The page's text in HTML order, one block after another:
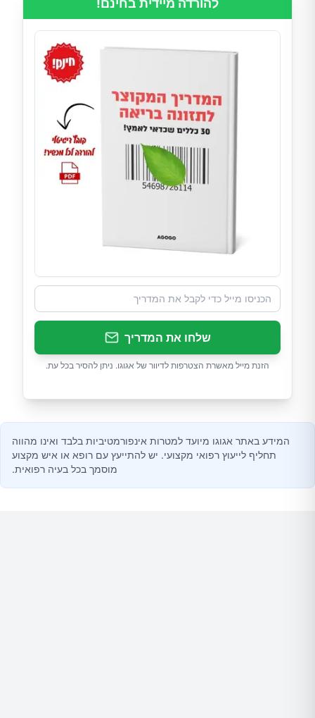
להורדה מיידית בחינם!
שלחו את המדריך
הזנת מייל מאשרת הצטרפות לדיוור של אגוגו. ניתן להסיר בכל עת.
המידע באתר אגוגו מיועד למטרות אינפורמטיביות בלבד ואינו מהווה
תחליף לייעוץ רפואי מקצועי. יש להתייעץ עם רופא או איש מקצוע
מוסמך בכל בעיה רפואית.